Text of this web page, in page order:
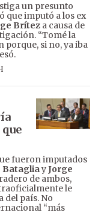
un presunto
que imputó a los ex
Brítez a causa de
“Tomé la
si no, ya iba
fueron imputados
BatagliayJorge
de ambos,
le
del país. No
“más